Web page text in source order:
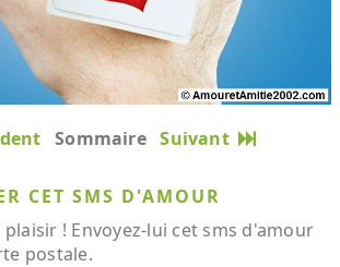
Sommaire Suivant
CET SMS D'AMOUR
plaisir ! Envoyez-lui cet sms d'amour
postale.